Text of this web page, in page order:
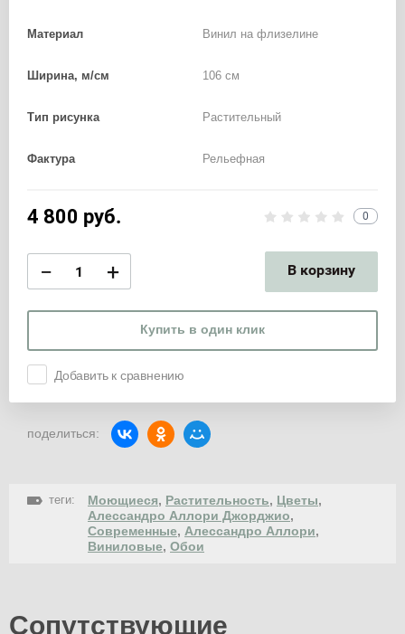
Материал Винил на флизелине
Ширина, м/см 106 см
Тип рисунка Растительный
Фактура Рельефная
4 800 руб. 0
− + В корзину
Купить в один клик
Добавить к сравнению
поделиться:
теги: Моющиеся, Растительность, Цветы,
Алессандро Аллори Джорджио,
Современные, Алессандро Аллори,
Виниловые, Обои
Сопутствующие